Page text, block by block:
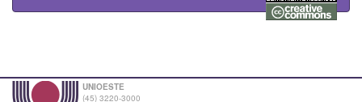
UNIOESTE
(45) 3220-3000